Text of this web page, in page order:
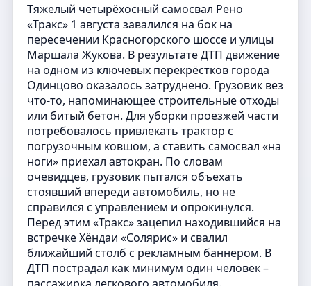
Тяжелый четырёхосный самосвал Рено
«Тракс» 1 августа завалился на бок на
пересечении Красногорского шоссе и улицы
Маршала Жукова. В результате ДТП движение
на одном из ключевых перекрёстков города
Одинцово оказалось затруднено. Грузовик вез
что-то, напоминающее строительные отходы
или битый бетон. Для уборки проезжей части
потребовалось привлекать трактор с
погрузочным ковшом, а ставить самосвал «на
ноги» приехал автокран. По словам
очевидцев, грузовик пытался объехать
стоявший впереди автомобиль, но не
справился с управлением и опрокинулся.
Перед этим «Тракс» зацепил находившийся на
встречке Хёндаи «Солярис» и свалил
ближайший столб с рекламным баннером. В
ДТП пострадал как минимум один человек –